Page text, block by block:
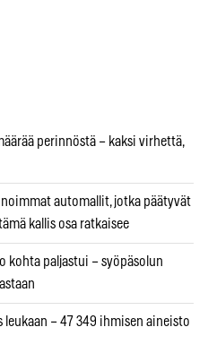
perinnöstä – kaksi virhettä,
automallit, jotka päätyvät
kallis osa ratkaisee
kohta paljastui – syöpäsolun
– 47 349 ihmisen aineisto